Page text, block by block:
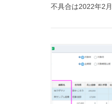
不具合は2022年2